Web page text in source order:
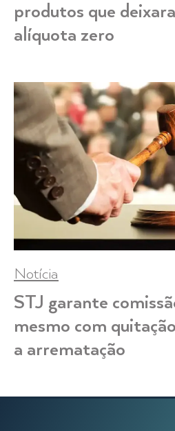
produtos que
alíquota zero
Notícia
STJ garante
mesmo com
a arrematação